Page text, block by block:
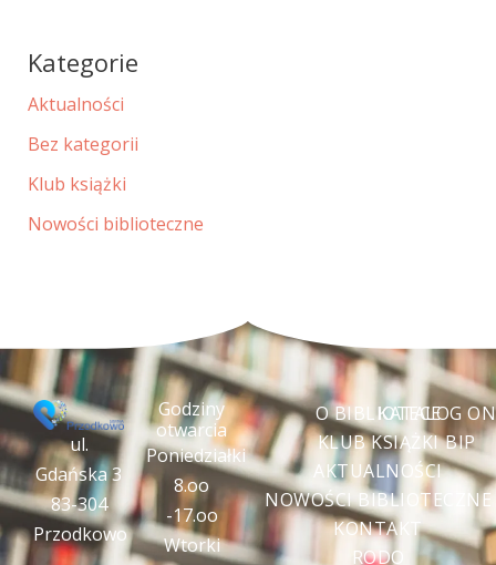
Kategorie
Aktualności
Bez kategorii
Klub książki
Nowości biblioteczne
ul.
Gdańska 3
83-304
Przodkowo
Godziny
otwarcia
Poniedziałki
8.oo
-17.oo
Wtorki
O BIBLIOTECE
KLUB KSIĄŻKI
AKTUALNOŚCI
NOWOŚCI BIBLIOTECZNE
KONTAKT
RODO
KATALOG
BIP